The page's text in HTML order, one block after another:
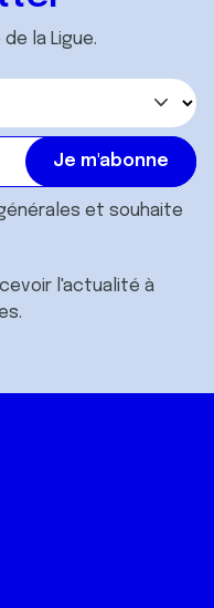
la Ligue.
et souhaite
l'actualité à